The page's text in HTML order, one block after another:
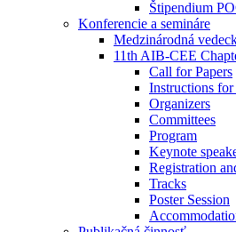
Štipendium
Konferencie a semináre
Medzinárodná
11th AIB-CEE
Call for Papers
Instructions
Organizers
Committees
Program
Keynote
Registration
Tracks
Poster Session